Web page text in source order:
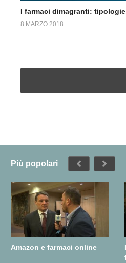
I farmaci dimagranti:
8 MARZO 2018
Più popolari
Amazon e farmaci online